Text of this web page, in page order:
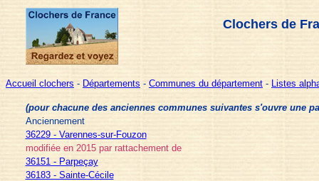
Clochers de
Accueil clochers - Départements - Communes du département - Listes
(pour chacune des anciennes communes suivantes s'ouvre une
Anciennement
36229 - Varennes-sur-Fouzon
modifiée en 2015 par rattachement de
36151 - Parpeçay
36183 - Sainte-Cécile